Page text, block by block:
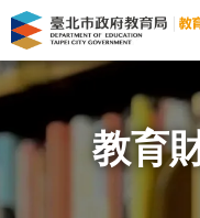
教
育
團
資
料
府
網
站
選
教育